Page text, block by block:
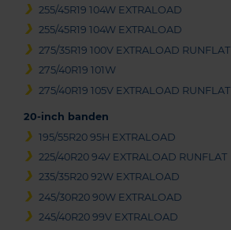
255/45R19 104W EXTRALOAD
255/45R19 104W EXTRALOAD
275/35R19 100V EXTRALOAD RUNFLAT
275/40R19 101W
275/40R19 105V EXTRALOAD RUNFLAT
20-inch banden
195/55R20 95H EXTRALOAD
225/40R20 94V EXTRALOAD RUNFLAT
235/35R20 92W EXTRALOAD
245/30R20 90W EXTRALOAD
245/40R20 99V EXTRALOAD